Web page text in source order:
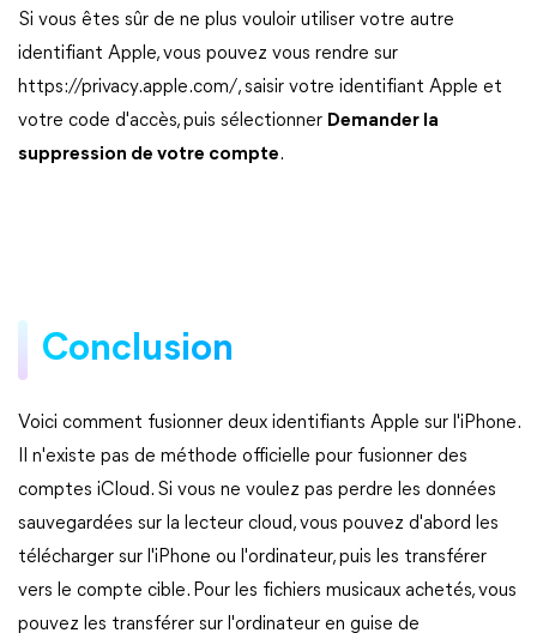
Si vous êtes sûr de ne plus vouloir utiliser votre autre
identifiant Apple, vous pouvez vous rendre sur
https://privacy.apple.com/, saisir votre identifiant Apple et
votre code d'accès, puis sélectionner Demander la
suppression de votre compte.
Conclusion
Voici comment fusionner deux identifiants Apple sur l'iPhone.
Il n'existe pas de méthode officielle pour fusionner des
comptes iCloud. Si vous ne voulez pas perdre les données
sauvegardées sur la lecteur cloud, vous pouvez d'abord les
télécharger sur l'iPhone ou l'ordinateur, puis les transférer
vers le compte cible. Pour les fichiers musicaux achetés, vous
pouvez les transférer sur l'ordinateur en guise de